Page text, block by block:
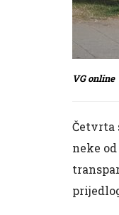
VG online
Četvrta
neke